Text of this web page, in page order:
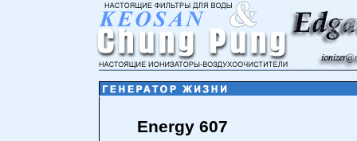
Energy 607